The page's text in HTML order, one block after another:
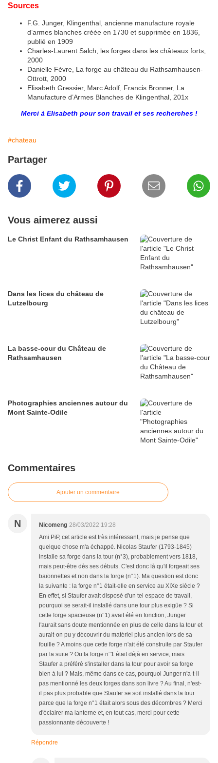
Sources
F.G. Junger, Klingenthal, ancienne manufacture royale
d’armes blanches créée en 1730 et supprimée en 1836,
publié en 1909
Charles-Laurent Salch, les forges dans les châteaux forts,
2000
Danielle Fèvre, La forge au château du Rathsamhausen-
Ottrott, 2000
Elisabeth Gressier, Marc Adolf, Francis Bronner, La
Manufacture d’Armes Blanches de Klingenthal, 201x
Merci à Elisabeth pour son travail et ses recherches !
#chateau
Partager
Vous aimerez aussi
Le Christ Enfant du Rathsamhausen
Dans les lices du château de
Lutzelbourg
La basse-cour du Château de
Rathsamhausen
Photographies anciennes autour du
Mont Sainte-Odile
Commentaires
Ajouter un commentaire
N Nicomeng 28/03/2022 19:28
Ami PiP, cet article est très intéressant, mais je pense que
quelque chose m'a échappé. Nicolas Staufer (1793-1845)
installe sa forge dans la tour (n°3), probablement vers 1818,
mais peut-être dès ses débuts. C'est donc là qu'il forgeait ses
baïonnettes et non dans la forge (n°1). Ma question est donc
la suivante : la forge n°1 était-elle en service au XIXe siècle ?
En effet, si Staufer avait disposé d'un tel espace de travail,
pourquoi se serait-il installé dans une tour plus exigüe ? Si
cette forge spacieuse (n°1) avait été en fonction, Junger
l'aurait sans doute mentionnée en plus de celle dans la tour et
aurait-on pu y découvrir du matériel plus ancien lors de sa
fouille ? A moins que cette forge n'ait été construite par Staufer
par la suite ? Ou la forge n°1 était déjà en service, mais
Staufer a préféré s'installer dans la tour pour avoir sa forge
bien à lui ? Mais, même dans ce cas, pourquoi Junger n'a-t-il
pas mentionné les deux forges dans son livre ? Au final, n'est-
il pas plus probable que Staufer se soit installé dans la tour
parce que la forge n°1 était alors sous des décombres ? Merci
d'éclairer ma lanterne et, en tout cas, merci pour cette
passionnante découverte !
Répondre